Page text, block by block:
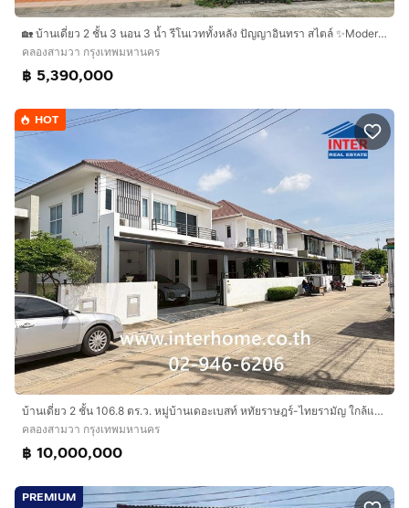
🏡 บ้านเดี่ยว 2 ชั้น 3 นอน 3 น้ำ รีโนเวททั้งหลัง ปัญญาอินทรา สไตล์ ✨️Modern Minimal
คลองสามวา กรุงเทพมหานคร
฿ 5,390,000
HOT
บ้านเดี่ยว 2 ชั้น 106.8 ตร.ว. หมู่บ้านเดอะเบสท์ หทัยราษฎร์-ไทยรามัญ ใกล้แฟชั่นไอส์แลนด์ ซอยไทยรามัญ ถนนกาญจนาภิเษก ถนนหทัยราษฎร์
คลองสามวา กรุงเทพมหานคร
฿ 10,000,000
PREMIUM